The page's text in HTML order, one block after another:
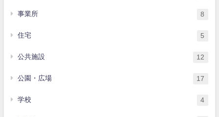
事業所 8
住宅 5
公共施設 12
公園・広場 17
学校 4